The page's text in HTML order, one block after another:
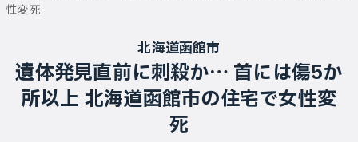
性変死
北海道函館市
遺体発見直前に刺殺か… 首には傷5か
所以上 北海道函館市の住宅で女性変
死